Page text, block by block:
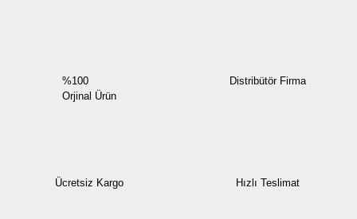
%100
Orjinal Ürün
Distribütör Firma
Ücretsiz Kargo Hızlı Teslimat